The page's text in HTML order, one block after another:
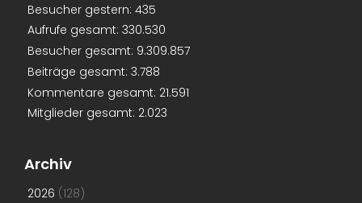
Besucher gestern: 435
Aufrufe gesamt: 330.530
Besucher gesamt: 9.309.857
Beiträge gesamt: 3.788
Kommentare gesamt: 21.591
Mitglieder gesamt: 2.023
Archiv
2026 (128)